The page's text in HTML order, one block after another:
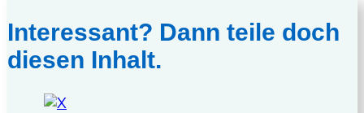
Interessant? Dann teile doch
diesen Inhalt.